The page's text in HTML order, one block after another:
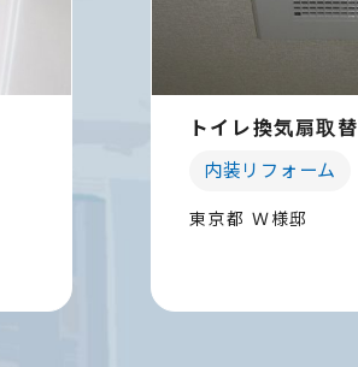
トイレ換気扇取替
内装リフォーム
東京都 Ｗ様邸